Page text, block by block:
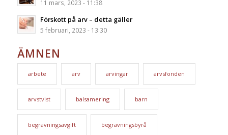
11 mars, 2023 - 11:38
Förskott på arv – detta gäller
5 februari, 2023 - 13:30
ÄMNEN
arbete arv arvingar arvsfonden
arvstvist balsamering barn
begravningsavgift begravningsbyrå